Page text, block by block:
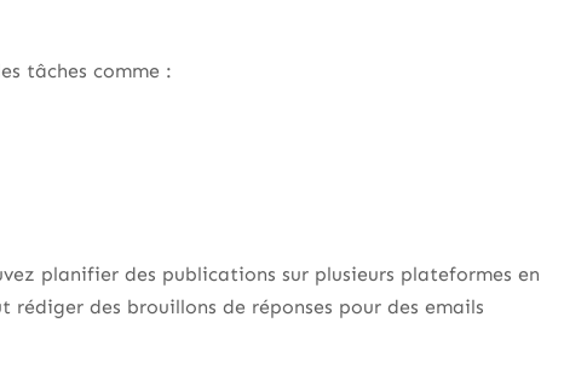
tâches comme :
planifier des publications sur plusieurs plateformes en
rédiger des brouillons de réponses pour des emails